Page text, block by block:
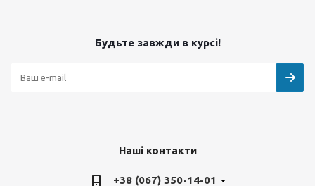
Будьте завжди в курсі!
Наші контакти
+38 (067) 350-14-01